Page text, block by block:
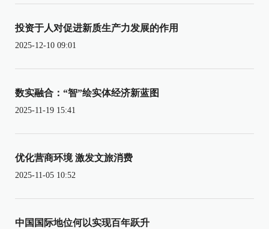
投资于人对促进新质生产力发展的作用
2025-12-10 09:01
数实融合：“智”绘实体经济新蓝图
2025-11-19 15:41
优化营商环境 激发文旅消费
2025-11-05 10:52
中国国际地位何以实现百年跃升